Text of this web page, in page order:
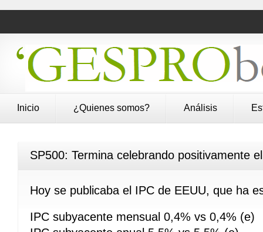
Inicio ¿Quienes somos? Análisis
SP500: Termina celebrando positivamente
Hoy se publicaba el IPC de EEUU, que ha
IPC subyacente mensual 0,4% vs 0,4% (e)